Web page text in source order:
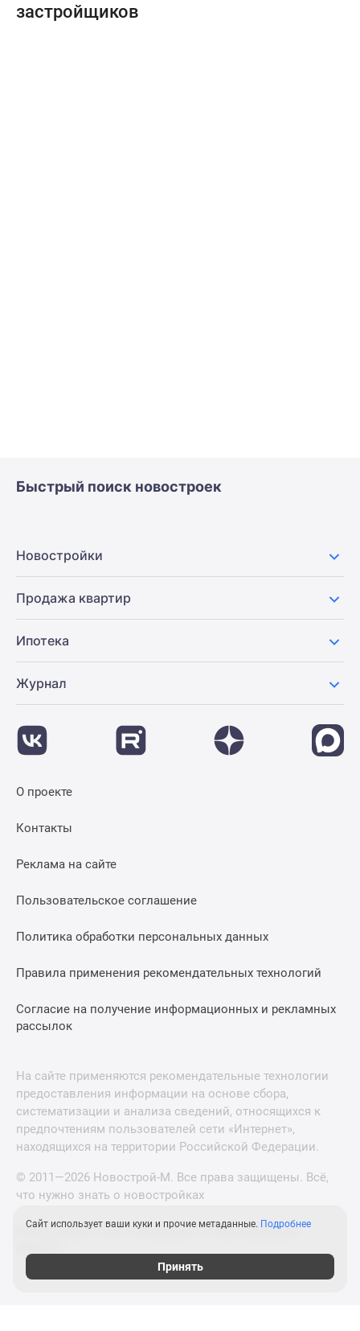
застройщиков
Быстрый поиск новостроек
Новостройки
Продажа квартир
Ипотека
Журнал
О проекте
Контакты
Реклама на сайте
Пользовательское соглашение
Политика обработки персональных данных
Правила применения рекомендательных технологий
Согласие на получение информационных и рекламных
рассылок
На сайте применяются рекомендательные технологии
предоставления информации на основе сбора,
систематизации и анализа сведений, относящихся к
предпочтениям пользователей сети «Интернет»,
находящихся на территории Российской Федерации.
© 2011—2026 Новострой-М. Все права защищены. Всё,
что нужно знать о новостройках
Новостройки Санкт-Петербурга и Ленинградской
Сайт использует ваши куки и прочие метаданные. Подробнее
Принять